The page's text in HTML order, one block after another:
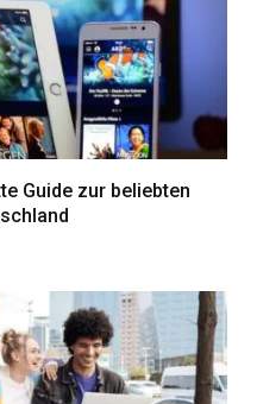
Guide zur beliebten